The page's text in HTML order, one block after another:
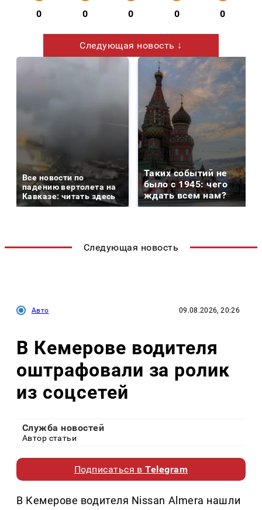
0 0 0 0 0
Следующая новость ↓
Все новости по
падению вертолета на
Кавказе: читать здесь
Таких событий не
было с 1945: чего
ждать всем нам?
Следующая новость
Авто 09.08.2026, 20:26
В Кемерове водителя
оштрафовали за ролик
из соцсетей
Служба новостей
Автор статьи
Подписаться вTelegram
В Кемерове водителя Nissan Almera нашли